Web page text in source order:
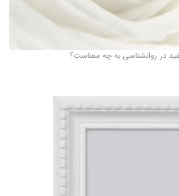
در روانشناسی به چه معناست؟